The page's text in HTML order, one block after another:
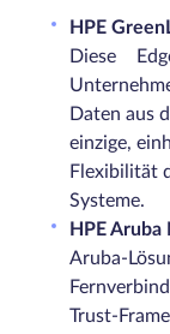
HPE
Diese
Daten aus
einzige,
Flexibilität
Systeme.
HPE
Aruba-
Trust-